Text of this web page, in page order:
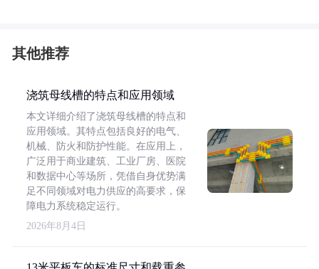
其他推荐
浇筑母线槽的特点和应用领域
本文详细介绍了浇筑母线槽的特点和
应用领域。其特点包括良好的电气、
机械、防火和防护性能。在应用上，
广泛用于商业建筑、工业厂房、医院
和数据中心等场所，凭借自身优势满
足不同领域对电力供应的高要求，保
障电力系统稳定运行。
2026年8月4日